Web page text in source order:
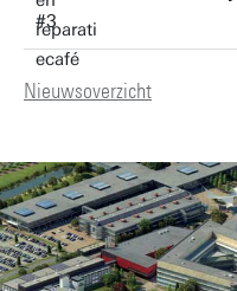
Nieuwsoverzicht